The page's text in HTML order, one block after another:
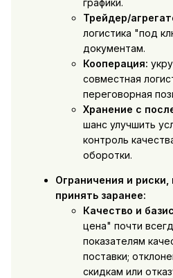
Трейдер/
логистика "под
документам.
Кооперация:
совместная
переговорная
Хранение с
шанс улучшить
контроль
оборотки.
Ограничения и
принять заранее:
Качество и
цена" почти
показателям
поставки;
скидкам или